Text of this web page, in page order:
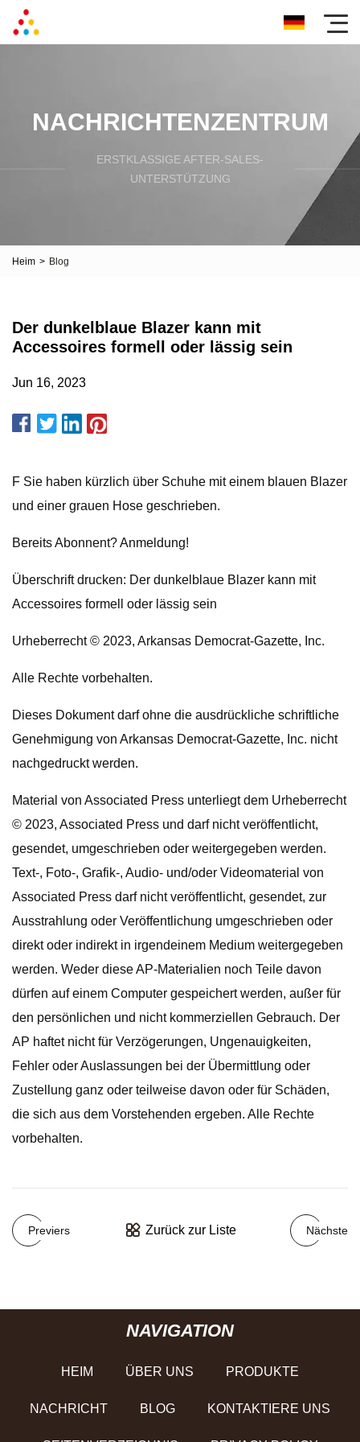
NACHRICHTENZENTRUM
ERSTKLASSIGE AFTER-SALES-
UNTERSTÜTZUNG
Heim > Blog
Der dunkelblaue Blazer kann mit
Accessoires formell oder lässig sein
Jun 16, 2023
F Sie haben kürzlich über Schuhe mit einem blauen Blazer
und einer grauen Hose geschrieben.
Bereits Abonnent? Anmeldung!
Überschrift drucken: Der dunkelblaue Blazer kann mit
Accessoires formell oder lässig sein
Urheberrecht © 2023, Arkansas Democrat-Gazette, Inc.
Alle Rechte vorbehalten.
Dieses Dokument darf ohne die ausdrückliche schriftliche
Genehmigung von Arkansas Democrat-Gazette, Inc. nicht
nachgedruckt werden.
Material von Associated Press unterliegt dem Urheberrecht
© 2023, Associated Press und darf nicht veröffentlicht,
gesendet, umgeschrieben oder weitergegeben werden.
Text-, Foto-, Grafik-, Audio- und/oder Videomaterial von
Associated Press darf nicht veröffentlicht, gesendet, zur
Ausstrahlung oder Veröffentlichung umgeschrieben oder
direkt oder indirekt in irgendeinem Medium weitergegeben
werden. Weder diese AP-Materialien noch Teile davon
dürfen auf einem Computer gespeichert werden, außer für
den persönlichen und nicht kommerziellen Gebrauch. Der
AP haftet nicht für Verzögerungen, Ungenauigkeiten,
Fehler oder Auslassungen bei der Übermittlung oder
Zustellung ganz oder teilweise davon oder für Schäden,
die sich aus dem Vorstehenden ergeben. Alle Rechte
vorbehalten.
Previers Zurück zur Liste Nächste
NAVIGATION
HEIM ÜBER UNS PRODUKTE
NACHRICHT BLOG KONTAKTIERE UNS